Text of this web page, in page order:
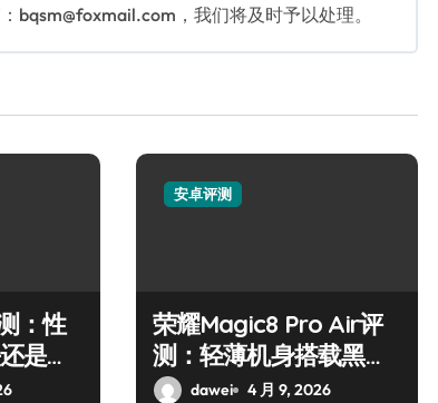
bqsm@foxmail.com，我们将及时予以处理。
：性
是真
安卓评测
荣耀Magic8 Pro Air评
测：轻薄机身搭载黑科
技
dawei 4 月 9, 2026